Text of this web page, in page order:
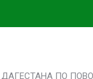
ПО